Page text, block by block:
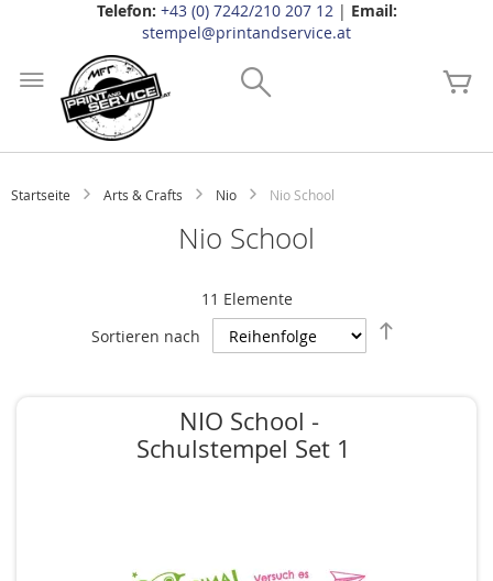
Telefon: +43 (0) 7242/210 207 12| Email:
stempel@printandservice.at
Inhalt
springen
Startseite Arts & Crafts Nio Nio School
Nio School
11 Elemente
Sortieren nach
NIO School -
Schulstempel Set 1